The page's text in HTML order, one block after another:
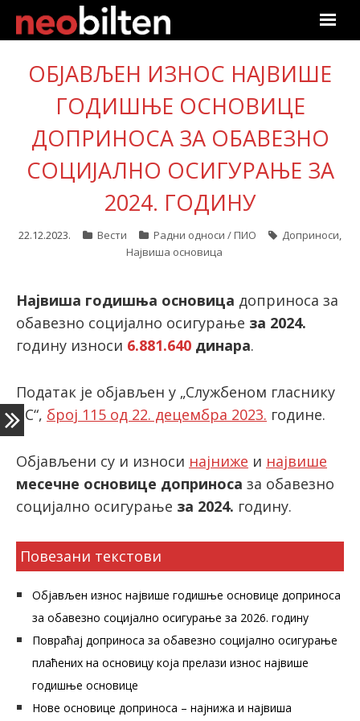
Почетна
Претрага
Актуелно
Подаци
Претплата
latinica
ОБЈАВЉЕН ИЗНОС НАЈВИШЕ
ГОДИШЊЕ ОСНОВИЦЕ
ДОПРИНОСА ЗА ОБАВЕЗНО
СОЦИЈАЛНО ОСИГУРАЊЕ ЗА
2024. ГОДИНУ
22.12.2023. Вести Радни односи / ПИО Доприноси,
Највиша основица
Највиша годишња основица доприноса за
обавезно социјално осигурање за 2024.
годину износи 6.881.640 динара.
Податак је објављен у „Службеном гласнику
РС“, број 115 од 22. децембра 2023. године.
Објављени су и износи најниже и највише
месечне основице доприноса за обавезно
социјално осигурање за 2024. годину.
Повезани текстови
Објављен износ највише годишње основице доприноса
за обавезно социјално осигурање за 2026. годину
Повраћај доприноса за обавезно социјално осигурање
плаћених на основицу која прелази износ највише
годишње основице
Нове основице доприноса – најнижа и највиша